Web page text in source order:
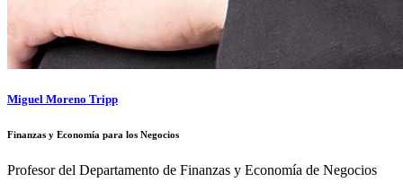
Miguel Moreno Tripp
Finanzas y Economía para los Negocios
Profesor del Departamento de Finanzas y Economía de Negocios